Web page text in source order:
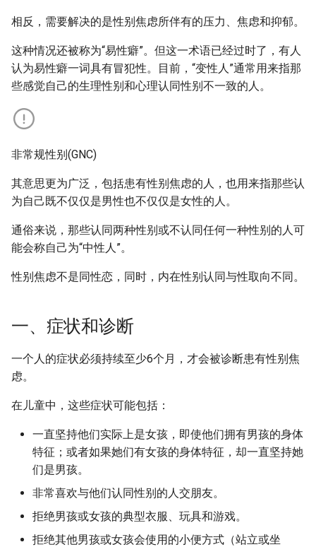
相反，需要解决的是性别焦虑所伴有的压力、焦虑和抑郁。
这种情况还被称为“易性癖”。但这一术语已经过时了，有人
认为易性癖一词具有冒犯性。目前，“变性人”通常用来指那
些感觉自己的生理性别和心理认同性别不一致的人。
非常规性别(GNC)
其意思更为广泛，包括患有性别焦虑的人，也用来指那些认
为自己既不仅仅是男性也不仅仅是女性的人。
通俗来说，那些认同两种性别或不认同任何一种性别的人可
能会称自己为“中性人”。
性别焦虑不是同性恋，同时，内在性别认同与性取向不同。
一、症状和诊断
一个人的症状必须持续至少6个月，才会被诊断患有性别焦
虑。
在儿童中，这些症状可能包括：
一直坚持他们实际上是女孩，即使他们拥有男孩的身体
特征；或者如果她们有女孩的身体特征，却一直坚持她
们是男孩。
非常喜欢与他们认同性别的人交朋友。
拒绝男孩或女孩的典型衣服、玩具和游戏。
拒绝其他男孩或女孩会使用的小便方式（站立或坐